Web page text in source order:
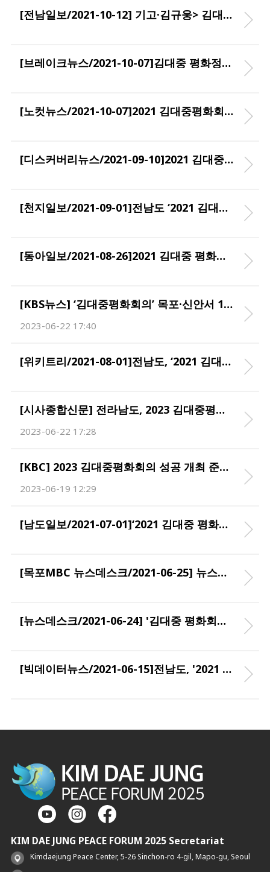
[전남일보/2021-10-12] 기고·김규웅> 김대중 대통령의 정신, 미래세대에게 전해야
[브레이크뉴스/2021-10-07]김대중 평화정신, 청년들이 전 세계에 알린다
[노컷뉴스/2021-10-07]2021 김대중평화회의 서포터즈에 홍콩·미얀마·태국 청년 참여 '눈길'
[디스커버리뉴스/2021-09-10]2021 김대중 평화회의 설명회 개최
[천지일보/2021-09-01]전남도 ‘2021 김대중 평화회의’ 세계적 평화·인권 축제로
[동아일보/2021-08-26]2021 김대중 평화회의 “대국민 참여 이벤트 ‘평화의 미소’ 캠페인 전개”
[KBS뉴스] ‘김대중평화회의’ 목포·신안서 10월 개최 2023-04-03
2023-06-22 17:40
[위키트리/2021-08-01]전남도, ‘2021 김대중 평화회의’ 준비 착착
[시사종합신문] 전라남도, 2023 김대중평화 회의 조직위원회 개최 2023-04-03
2023-06-22 17:28
[KBC] 2023 김대중평화회의 성공 개최 준비 돌입 2023-04-04
2023-06-19 12:29
[남도일보/2021-07-01]‘2021 김대중 평화회의’10월 삼학도서 개최
[목포MBC 뉴스데스크/2021-06-25] 뉴스포인트)'김대중 평화회의' DJ 정신 계승한다
[뉴스데스크/2021-06-24] '김대중 평화회의' DJ 정신 계승한다 (R)
[빅데이터뉴스/2021-06-15]전남도, '2021 김대중 평화회의 조직위원회’ 행사 기본 계획 확정
KIM DAE JUNG PEACE FORUM 2025 Secretariat
Kimdaejung Peace Center, 5-26 Sinchon-ro 4-gil, Mapo-gu, Seoul